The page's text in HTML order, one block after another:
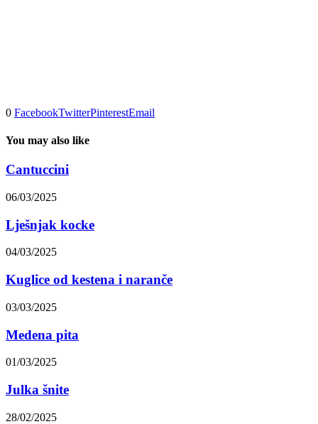
0 FacebookTwitterPinterestEmail
You may also like
Cantuccini
06/03/2025
Lješnjak kocke
04/03/2025
Kuglice od kestena i naranče
03/03/2025
Medena pita
01/03/2025
Julka šnite
28/02/2025